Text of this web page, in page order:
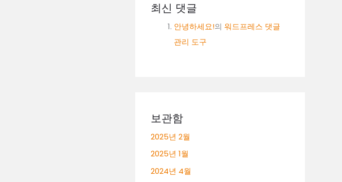
최신 댓글
안녕하세요!의 워드프레스 댓글
관리 도구
보관함
2025년 2월
2025년 1월
2024년 4월